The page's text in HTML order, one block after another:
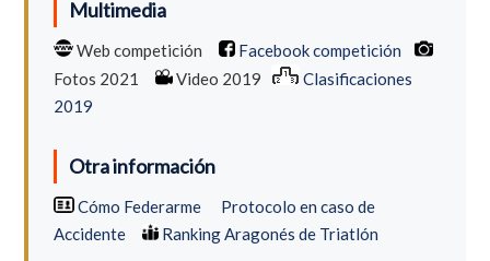
Multimedia
Web competición
Facebook competición
Fotos 2021
Video 2019
Clasificaciones
2019
Otra información
Cómo Federarme
Protocolo en caso de
Accidente
Ranking Aragonés de Triatlón